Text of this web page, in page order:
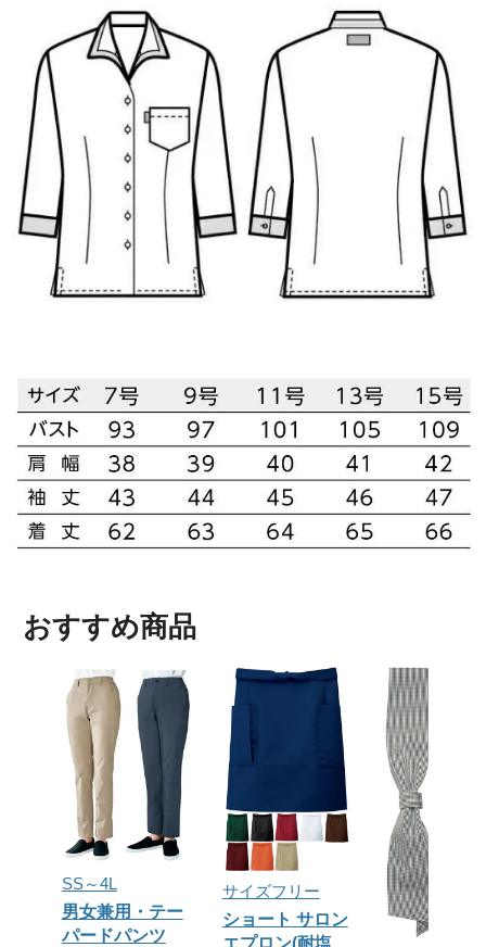
おすすめ商品
SS～4L
男女兼用・テー
パードパンツ
サイズフリー
ショート サロン
エプロン(耐塩